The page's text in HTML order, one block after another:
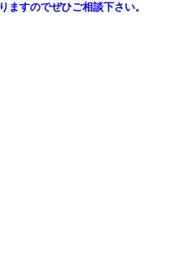
すのでぜひご相談下さい。